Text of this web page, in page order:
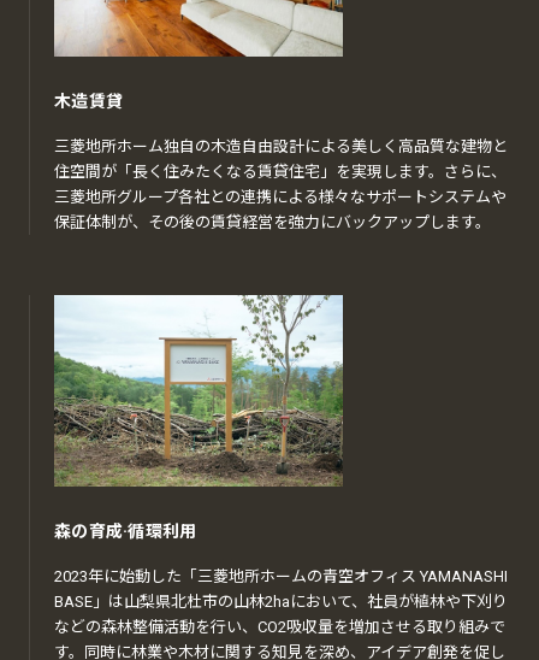
木造賃貸
三菱地所ホーム独自の木造自由設計による美しく高品質な建物と
住空間が「長く住みたくなる賃貸住宅」を実現します。さらに、
三菱地所グループ各社との連携による様々なサポートシステムや
保証体制が、その後の賃貸経営を強力にバックアップします。
森の育成·循環利用
2023年に始動した「三菱地所ホームの青空オフィス YAMANASHI
BASE」は山梨県北杜市の山林2haにおいて、社員が植林や下刈り
などの森林整備活動を行い、CO2吸収量を増加させる取り組みで
す。同時に林業や木材に関する知見を深め、アイデア創発を促し